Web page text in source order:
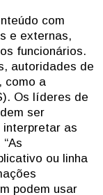
com
e externas,
funcionários.
autoridades de
como a
Os líderes de
ser
as
ou linha
podem usar